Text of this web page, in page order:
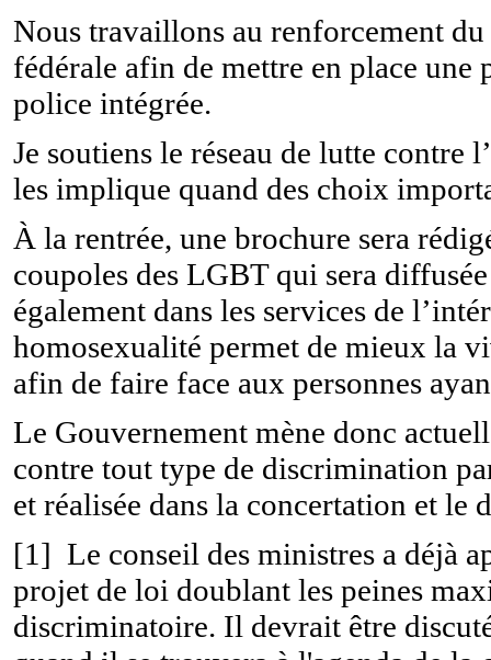
Nous travaillons au renforcement
fédérale afin de mettre en place
police intégrée.
Je soutiens le réseau de lutte contre
les implique quand des choix
À la rentrée, une brochure sera
coupoles des LGBT qui sera
également dans les services de
homosexualité permet de mieux la
afin de faire face aux personnes
Le Gouvernement mène donc
contre tout type de discrimination
et réalisée dans la concertation et le
[1] Le conseil des ministres a déjà
projet de loi doublant les peines
discriminatoire. Il devrait être